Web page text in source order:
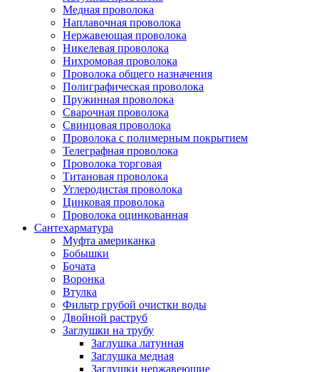
Медная проволока
Наплавочная проволока
Нержавеющая проволока
Никелевая проволока
Нихромовая проволока
Проволока общего назначения
Полиграфическая проволока
Пружинная проволока
Сварочная проволока
Свинцовая проволока
Проволока с полимерным покрытием
Телеграфная проволока
Проволока торговая
Титановая проволока
Углеродистая проволока
Цинковая проволока
Проволока оцинкованная
Сантехарматура
Муфта американка
Бобышки
Бочата
Воронка
Втулка
Фильтр грубой очистки воды
Двойной раструб
Заглушки на трубу
Заглушка латунная
Заглушка медная
Заглушки нержавеющие